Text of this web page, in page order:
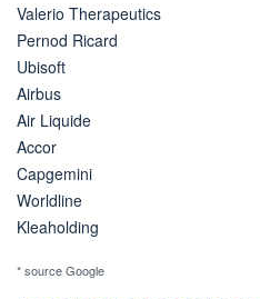
Valerio Therapeutics
Pernod Ricard
Ubisoft
Airbus
Air Liquide
Accor
Capgemini
Worldline
Kleaholding
* source Google